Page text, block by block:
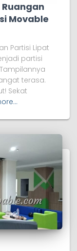
Movable
Partisi Lipat
partisi
terasa.
Sekat